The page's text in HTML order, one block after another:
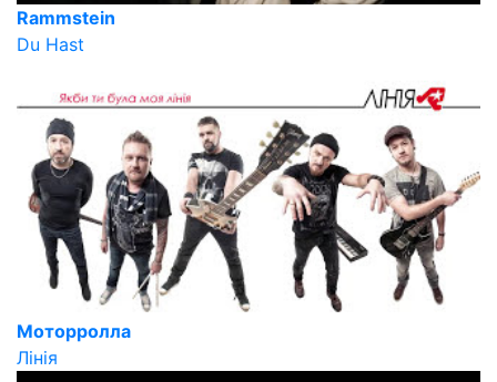
Rammstein
Du Hast
Моторролла
Лінія